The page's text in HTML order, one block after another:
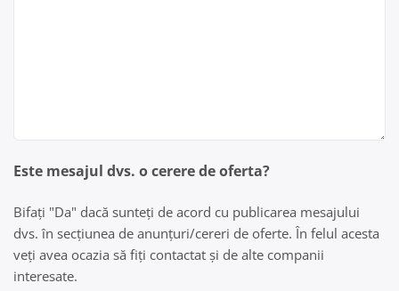
Este mesajul dvs. o cerere de oferta?
Bifați "Da" dacă sunteți de acord cu publicarea mesajului
dvs. în secțiunea de anunțuri/cereri de oferte. În felul acesta
veți avea ocazia să fiți contactat și de alte companii
interesate.